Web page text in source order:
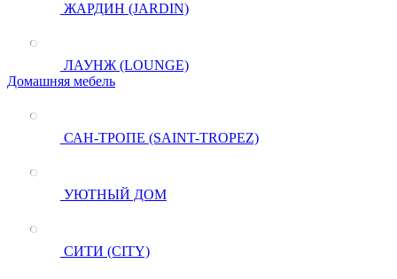
ЖАРДИН (JARDIN)
ЛАУНЖ (LOUNGE)
Домашняя мебель
САН-ТРОПЕ (SAINT-TROPEZ)
УЮТНЫЙ ДОМ
СИТИ (CITY)